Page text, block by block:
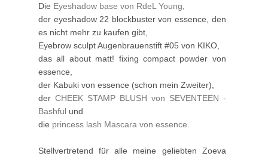
Die Eyeshadow base von RdeL Young
der eyeshadow 22 blockbuster von essence, den
es nicht mehr zu kaufen gibt,
Eyebrow sculpt Augenbrauenstift #05 von KIKO,
das all about matt! fixing compact powder von
essence,
der Kabuki von essence (schon mein Zweiter),
der CHEEK STAMP BLUSH von SEVENTEEN -
Bashful und
die princess lash Mascara von essence
Stellvertretend für alle meine geliebten Zoeva